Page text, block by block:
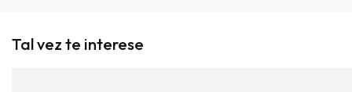
Tal vez te interese